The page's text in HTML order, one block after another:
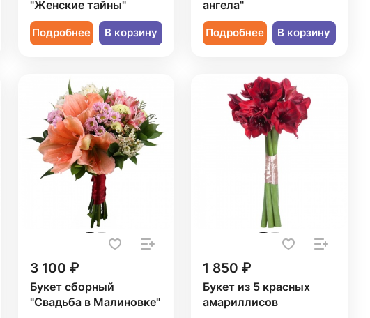
"Женские тайны"
Подробнее В корзину
ангела"
Подробнее В корзину
3 100 ₽
Букет сборный
"Свадьба в Малиновке"
1 850 ₽
Букет из 5 красных
амариллисов